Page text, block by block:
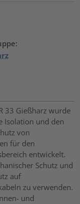
33 Gießharz wurde
Isolation und den
von
für den
entwickelt.
Schutz und
auf
zu verwenden.
und